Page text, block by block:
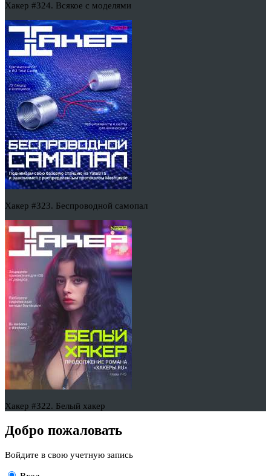
Хакер #324. Всякое с моделями
Хакер #323. Беспроводной самопал
Хакер #322. Белый хакер
Добро пожаловать
Войдите в свою учетную запись